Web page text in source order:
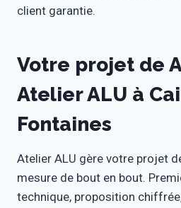
client garantie.
Votre projet de
Atelier ALU à
Fontaines
Atelier ALU gère votre projet
mesure de bout en bout.
technique, proposition